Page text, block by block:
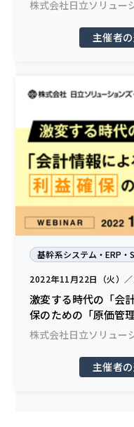
株式会社日立ソリュー
主催者
基幹系システム・ERP・
2022年11月22日（火）
激変する時代の「会
保のための「原価管理
株式会社日立ソリュー
主催者